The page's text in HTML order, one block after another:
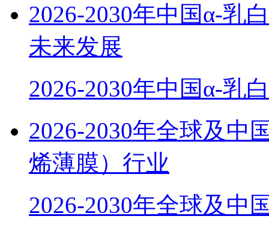
2026-2030年中国α-乳
未来发展
2026-2030年中国α-乳
2026-2030年全球及中
烯薄膜）行业
2026-2030年全球及中